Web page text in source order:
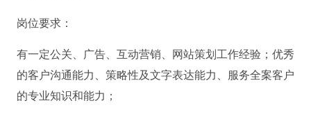
岗位要求：
有一定公关、广告、互动营销、网站策划工作经验；优秀
的客户沟通能力、策略性及文字表达能力、服务全案客户
的专业知识和能力；